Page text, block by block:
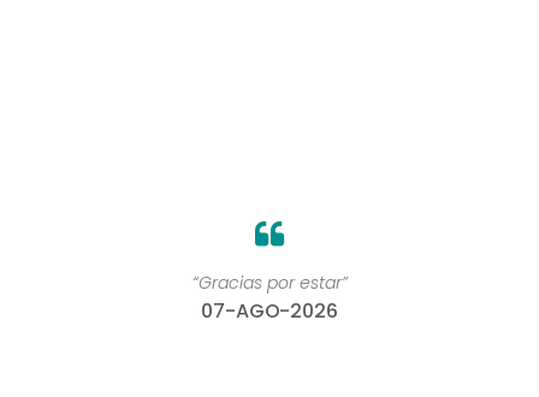
“Gracias por estar”
07-AGO-2026